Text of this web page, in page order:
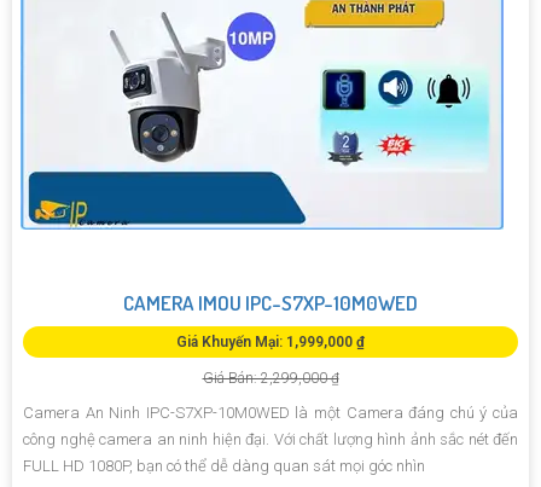
CAMERA IMOU IPC-S7XP-10M0WED
Giá Khuyến Mại: 1,999,000 ₫
Giá Bán: 2,299,000 ₫
Camera An Ninh IPC-S7XP-10M0WED là một Camera đáng chú ý của
công nghệ camera an ninh hiện đại. Với chất lượng hình ảnh sắc nét đến
FULL HD 1080P, bạn có thể dễ dàng quan sát mọi góc nhìn